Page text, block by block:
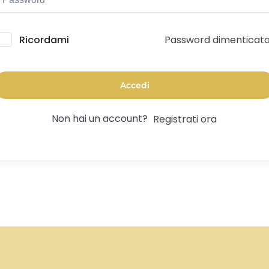
Ricordami Password
Accedi
Non hai un account? Registrati ora